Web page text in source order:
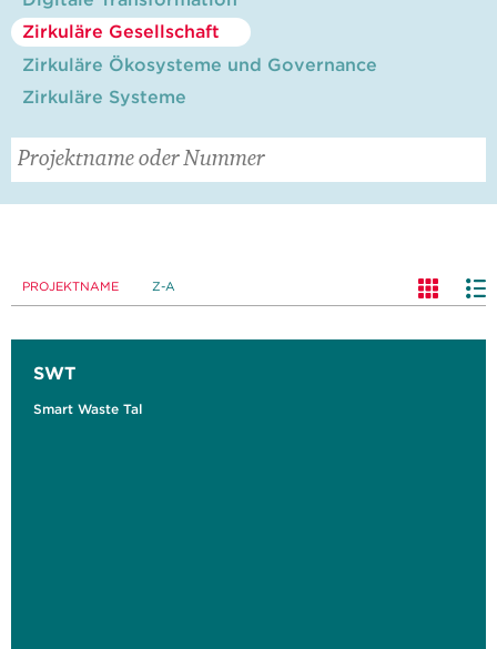
Zirkuläre Gesellschaft
Zirkuläre Ökosysteme und Governance
Zirkuläre Systeme
PROJEKTNAME Z-A
SWT
Smart Waste Tal